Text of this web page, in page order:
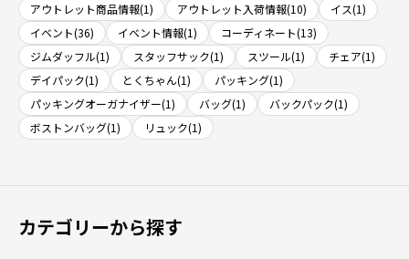
アウトレット商品情報(1)
アウトレット入荷情報(10)
イス(1)
イベント(36)
イベント情報(1)
コーディネート(13)
ジムダッフル(1)
スタッフサック(1) スツール(1)
チェア(1)
デイパック(1)
とくちゃん(1)
パッキング(1)
パッキングオーガナイザー(1)
バッグ(1)
バックパック(1)
ボストンバッグ(1)
リュック(1)
カテゴリーから探す